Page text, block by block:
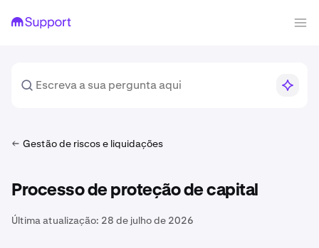
Gestão de riscos e liquidações
Processo de proteção de capital
Última atualização: 28 de julho de 2026